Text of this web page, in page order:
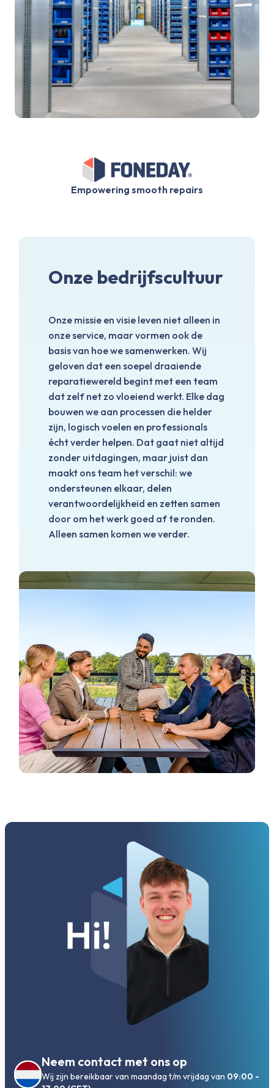
Empowering smooth repairs
Onze bedrijfscultuur
Onze missie en visie leven niet alleen in
onze service, maar vormen ook de
basis van hoe we samenwerken. Wij
geloven dat een soepel draaiende
reparatiewereld begint met een team
dat zelf net zo vloeiend werkt. Elke dag
bouwen we aan processen die helder
zijn, logisch voelen en professionals
écht verder helpen. Dat gaat niet altijd
zonder uitdagingen, maar juist dan
maakt ons team het verschil: we
ondersteunen elkaar, delen
verantwoordelijkheid en zetten samen
door om het werk goed af te ronden.
Alleen samen komen we verder.
Neem contact met ons op
Wij zijn bereikbaar van maandag t/m vrijdag van 09:00 -